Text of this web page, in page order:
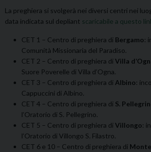
La preghiera si svolgerà nei diversi centri nei
data indicata sul depliant scaricabile a questo
CET 1 – Centro di preghiera di Bergamo:
Comunità Missionaria del Paradiso.
CET 2 – Centro di preghiera di Villa
Suore Poverelle di Villa d’Ogna.
CET 3 – Centro di preghiera di Albino:
Cappuccini di Albino.
CET 4 – Centro di preghiera di S.
l’Oratorio di S. Pellegrino.
CET 5 – Centro di preghiera di Villongo:
l’Oratorio di Villongo S. Filastro.
CET 6 e 10 – Centro di preghiera di